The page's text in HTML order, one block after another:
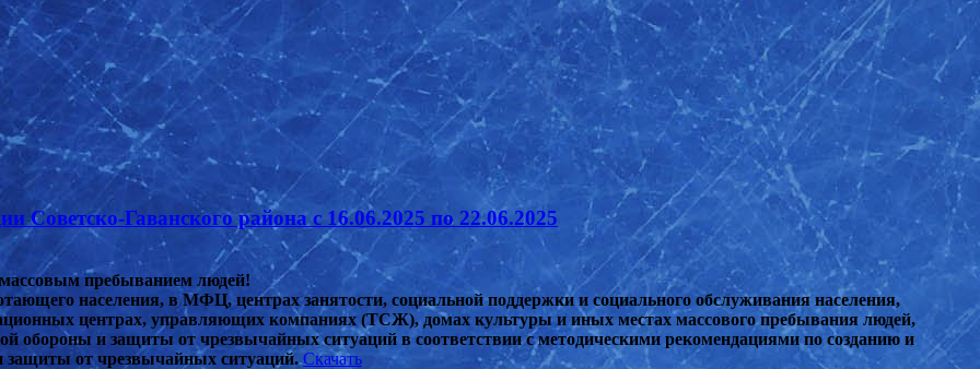
Гаванского района с 16.06.2025 по 22.06.2025
пребыванием людей!
населения, в МФЦ, центрах занятости, социальной поддержки и социального обслуживания населения,
центрах, управляющих компаниях (ТСЖ), домах культуры и иных местах массового пребывания людей,
обороны и защиты от чрезвычайных ситуаций в соответствии с методическими рекомендациями по созданию и
защиты от чрезвычайных ситуаций. Скачать